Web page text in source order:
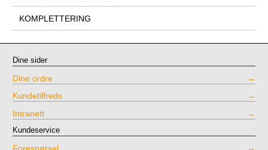
KOMPLETTERING
Dine sider
Dine ordre
Kundetilfreds
Intranett
Kundeservice
Forespørsel